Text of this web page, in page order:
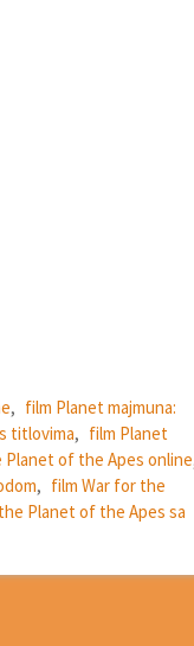
, film Planet majmuna:
titlovima, film Planet
Planet of the Apes online
, film War for the
Planet of the Apes sa